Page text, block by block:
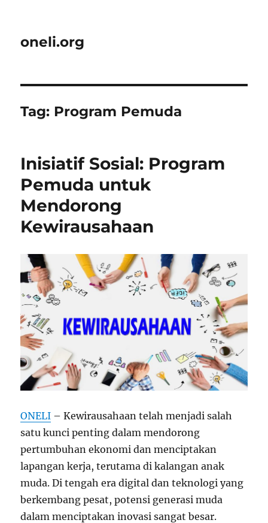
oneli.org
Tag: Program Pemuda
Inisiatif Sosial: Program
Pemuda untuk
Mendorong
Kewirausahaan
ONELI – Kewirausahaan telah menjadi salah
satu kunci penting dalam mendorong
pertumbuhan ekonomi dan menciptakan
lapangan kerja, terutama di kalangan anak
muda. Di tengah era digital dan teknologi yang
berkembang pesat, potensi generasi muda
dalam menciptakan inovasi sangat besar.